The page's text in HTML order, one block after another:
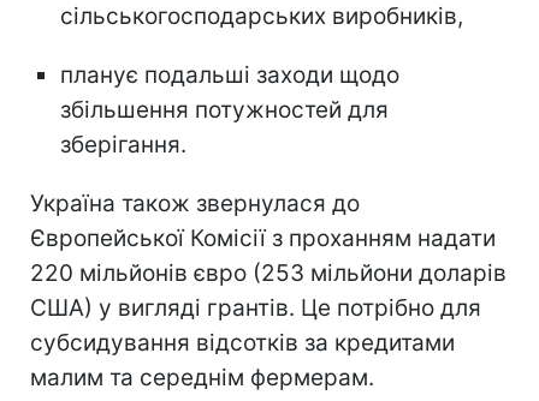
сільськогосподарських виробників,
планує подальші заходи щодо
збільшення потужностей для
зберігання.
Україна також звернулася до
Європейської Комісії з проханням надати
220 мільйонів євро (253 мільйони доларів
США) у вигляді грантів. Це потрібно для
субсидування відсотків за кредитами
малим та середнім фермерам.